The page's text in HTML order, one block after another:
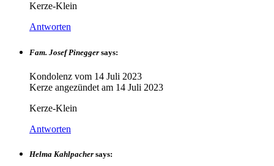
Kerze-Klein
Antworten
Fam. Josef Pinegger says:
Kondolenz vom 14 Juli 2023
Kerze angezündet am 14 Juli 2023
Kerze-Klein
Antworten
Helma Kahlpacher says: